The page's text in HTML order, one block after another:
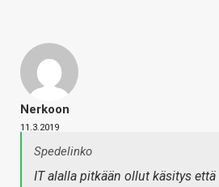
Nerkoon
11.3.2019
Spedelinko
IT alalla pitkään ollut käsitys